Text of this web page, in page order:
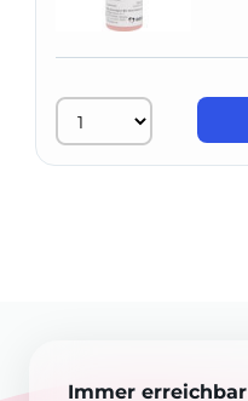
Immer erreichbar